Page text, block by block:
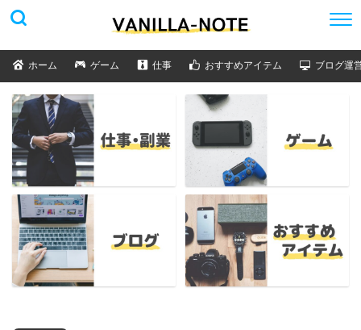
ホーム ゲーム 仕事 おすすめアイテム ブログ運